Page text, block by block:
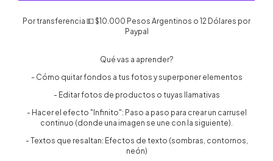
Por transferencia 💵$10.000 Pesos Argentinos o 12 Dólares por
Paypal
Qué vas a aprender?
- Cómo quitar fondos a tus fotos y superponer elementos
- Editar fotos de productos o tuyas llamativas
- Hacer el efecto "Infinito": Paso a paso para crear un carrusel
continuo (donde una imagen se une con la siguiente).
- Textos que resaltan: Efectos de texto (sombras, contornos,
neón)